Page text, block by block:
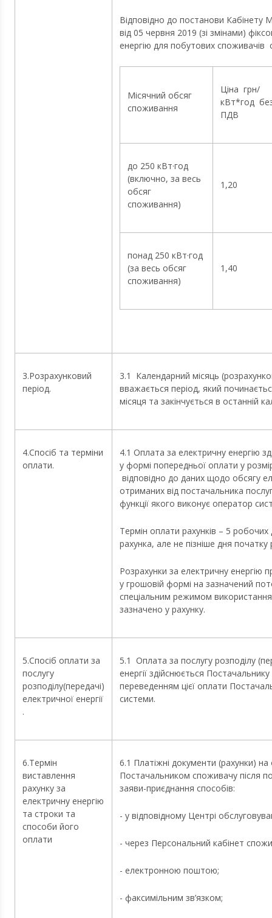
Відповідно до постанови Кабінету
від 05 червня 2019 (зі змінами)
енергію для побутових
Місячний обсяг
споживання
Ціна грн/
кВт*год
ПДВ
до 250 кВт·год
(включно, за весь
обсяг
споживання)
1,20
понад 250 кВт·год
(за весь обсяг
споживання)
1,40
3.Розрахунковий
період.
3.1
Календарний місяць
вважається період, який
місяця та закінчується в останній
4.Спосіб та терміни
оплати.
4.1 Оплата за електричну енергію
у формі попередньої оплати у
відповідно до даних щодо обсягу
отриманих від постачальника
функції якого виконує оператор
Термін оплати рахунків – 5
рахунка, але не пізніше дня
Розрахунки за електричну енергію
у грошовій формі на зазначений
спеціальним режимом
зазначено у рахунку.
5.Спосіб оплати за
послугу
розподілу(передачі)
електричної енергії
.
5.1 Оплата за послугу розподілу
енергії здійснюється
переведенням цієї оплати
системи.
6.Термін
виставлення
рахунку за
електричну енергію
та строки та
способи його
оплати
6.1 Платіжні документи (рахунки)
Постачальником споживачу після
заяви-приєднання способів:
- у відповідному Центрі
- через Персональний кабінет
- електронною поштою;
- факсимільним зв’язком;